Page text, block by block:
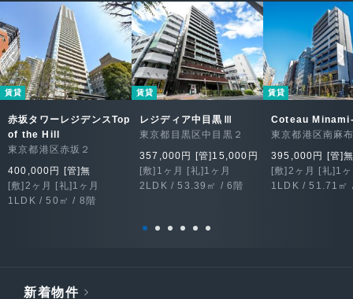
賃貸
赤坂タワーレジデンスTop
of the Hill
東京都港区赤坂２
400,000円 [管]無
[敷]2ヶ月 [礼]1ヶ月
1LDK / 50㎡ / 8階
賃貸
レジディア中目黒Ⅲ
東京都目黒区中目黒２
357,000円 [管]15,000円
[敷]1ヶ月 [礼]1ヶ月
2LDK / 53.39㎡ / 6階
賃貸
Coteau
東京都港区南麻
395,000円 [管]
[敷]2ヶ月 [礼]1
1LDK / 51.71㎡
新着物件